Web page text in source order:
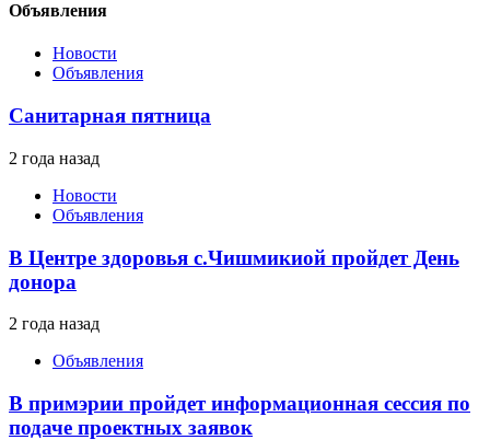
Объявления
Новости
Объявления
Санитарная пятница
2 года назад
Новости
Объявления
В Центре здоровья с.Чишмикиой пройдет День
донора
2 года назад
Объявления
В примэрии пройдет информационная сессия по
подаче проектных заявок